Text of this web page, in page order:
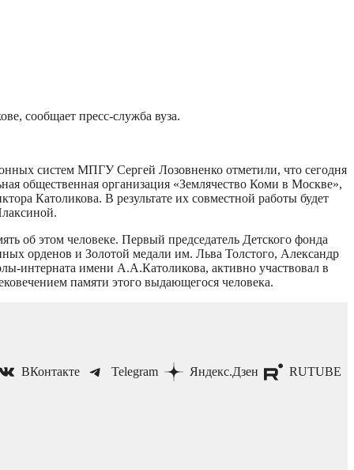
сообщает пресс-служба вуза.
систем МПГУ Сергей Лозовненко отметили, что сегодня
общественная организация «Землячество Коми в Москве»,
Католикова. В результате их совместной работы будет
об этом человеке. Первый председатель Детского фонда
орденов и Золотой медали им. Льва Толстого, Александр
интерната имени А.А.Католикова, активно участвовал в
памяти этого выдающегося человека.
ВКонтакте Telegram Яндекс.Дзен RUTUBE